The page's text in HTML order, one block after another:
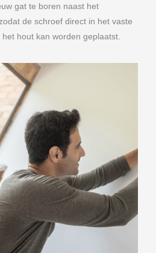
gat te boren naast het
de schroef direct in het vaste
hout kan worden geplaatst.